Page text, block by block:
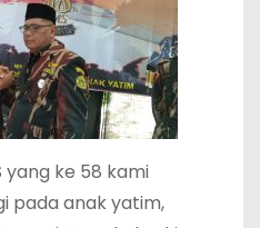
yang ke 58 kami
pada anak yatim,